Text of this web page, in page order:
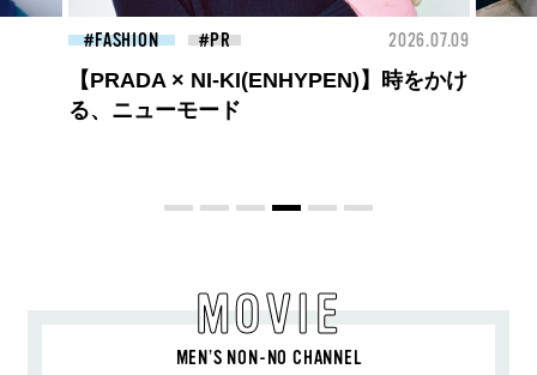
2026.07.09
KI(ENHYPEN)】時をかけ
MOVIE
MEN’S NON-NO CHANNEL